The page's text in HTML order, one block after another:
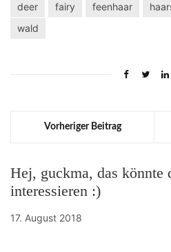
deer fairy feenhaar
wald
Vorheriger Beitrag
Hej, guckma, das könnte
interessieren :)
17. August 2018